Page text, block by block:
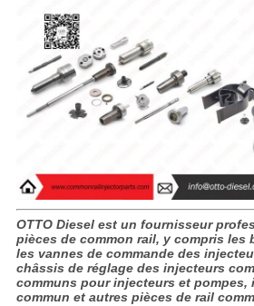
OTTO Diesel est un fournisseur
pièces de common rail, y compris les
les vannes de commande des
châssis de réglage des injecteurs
communs pour injecteurs et pompes,
commun et autres pièces de rail